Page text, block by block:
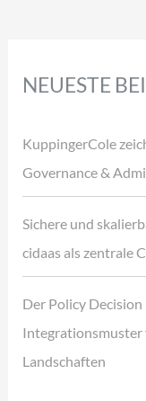
NEUESTE
KuppingerCole
Governance &
Sichere und
cidaas als zentrale
Der Policy
Landschaften